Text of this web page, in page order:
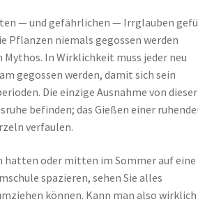
— und gefährlichen — Irrglauben
Pflanzen niemals gegossen werden
In Wirklichkeit muss jeder neu
gegossen werden, damit sich sein
Die einzige Ausnahme von dieser
befinden; das Gießen einer
verfaulen.
hatten oder mitten im Sommer auf eine
spazieren, sehen Sie alles
können. Kann man also wirklich